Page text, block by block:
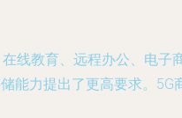
线教育、远程办公、电子
能力提出了更高要求。